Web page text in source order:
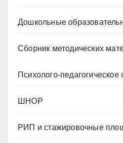
Дошкольные
Сборник методических
Психолого-
ШНОР
РИП и стажировочные